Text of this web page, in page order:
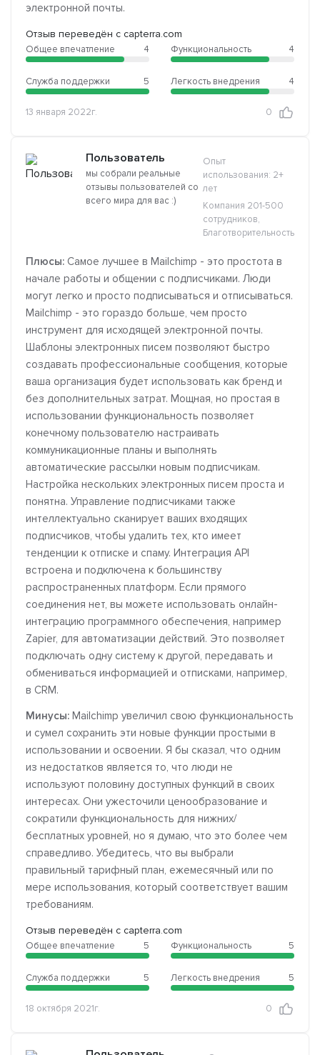
электронной почты.
Отзыв переведён с capterra.com
Общее впечатление 4
Служба поддержки 5
Функциональность 4
Легкость внедрения 4
13 января 2022г. 0
Пользователь
мы собрали реальные
отзывы пользователей со
всего мира для вас :)
Опыт
использования: 2+
лет
Компания 201-500
сотрудников,
Благотворительность
Плюсы: Самое лучшее в Mailchimp - это простота в
начале работы и общении с подписчиками. Люди
могут легко и просто подписываться и отписываться.
Mailchimp - это гораздо больше, чем просто
инструмент для исходящей электронной почты.
Шаблоны электронных писем позволяют быстро
создавать профессиональные сообщения, которые
ваша организация будет использовать как бренд и
без дополнительных затрат. Мощная, но простая в
использовании функциональность позволяет
конечному пользователю настраивать
коммуникационные планы и выполнять
автоматические рассылки новым подписчикам.
Настройка нескольких электронных писем проста и
понятна. Управление подписчиками также
интеллектуально сканирует ваших входящих
подписчиков, чтобы удалить тех, кто имеет
тенденции к отписке и спаму. Интеграция API
встроена и подключена к большинству
распространенных платформ. Если прямого
соединения нет, вы можете использовать онлайн-
интеграцию программного обеспечения, например
Zapier, для автоматизации действий. Это позволяет
подключать одну систему к другой, передавать и
обмениваться информацией и отписками, например,
в CRM.
Минусы: Mailchimp увеличил свою функциональность
и сумел сохранить эти новые функции простыми в
использовании и освоении. Я бы сказал, что одним
из недостатков является то, что люди не
используют половину доступных функций в своих
интересах. Они ужесточили ценообразование и
сократили функциональность для нижних/
бесплатных уровней, но я думаю, что это более чем
справедливо. Убедитесь, что вы выбрали
правильный тарифный план, ежемесячный или по
мере использования, который соответствует вашим
требованиям.
Отзыв переведён с capterra.com
Общее впечатление 5
Служба поддержки 5
Функциональность 5
Легкость внедрения 5
18 октября 2021г. 0